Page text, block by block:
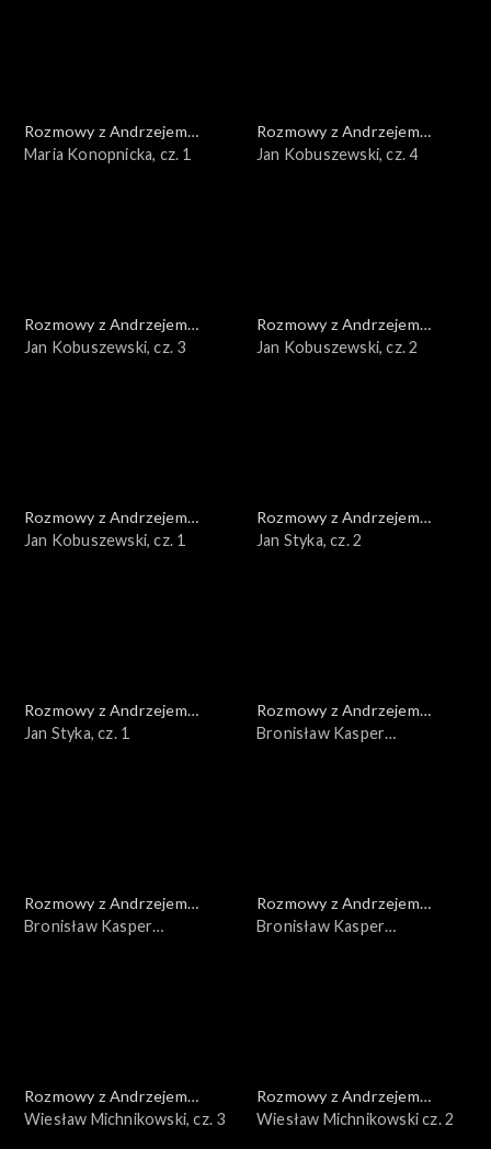
Rozmowy z Andrzejem
Doboszem
Maria Konopnicka, cz. 1
Rozmowy z Andrzejem
Doboszem
Jan Kobuszewski, cz. 4
Rozmowy z Andrzejem
Doboszem
Jan Kobuszewski, cz. 3
Rozmowy z Andrzejem
Doboszem
Jan Kobuszewski, cz. 2
Rozmowy z Andrzejem
Doboszem
Jan Kobuszewski, cz. 1
Rozmowy z Andrzejem
Doboszem
Jan Styka, cz. 2
Rozmowy z Andrzejem
Doboszem
Jan Styka, cz. 1
Rozmowy z Andrzejem
Doboszem
Bronisław Kasper
Rozmowy z Andrzejem
Doboszem
Bronisław Kasper
Rozmowy z Andrzejem
Doboszem
Bronisław Kasper
Rozmowy z Andrzejem
Doboszem
Wiesław Michnikowski, cz. 3
Rozmowy z Andrzejem
Doboszem
Wiesław Michnikowski cz. 2